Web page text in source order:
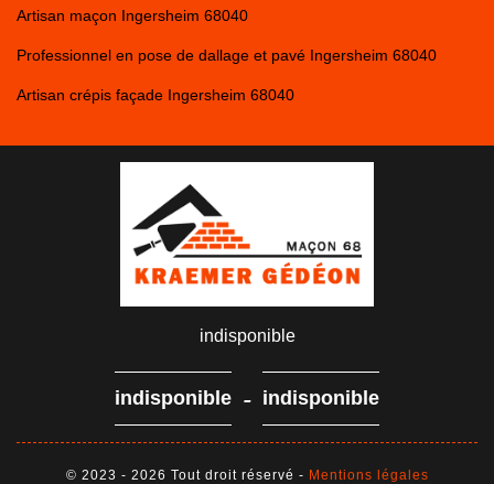
Artisan maçon Ingersheim 68040
Professionnel en pose de dallage et pavé Ingersheim 68040
Artisan crépis façade Ingersheim 68040
indisponible
indisponible - indisponible
© 2023 - 2026 Tout droit réservé - Mentions légales